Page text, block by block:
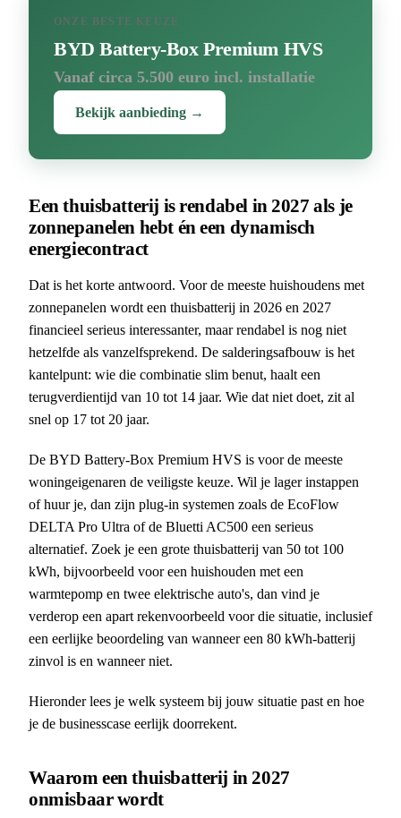
ONZE BESTE KEUZE
BYD Battery-Box Premium HVS
Vanaf circa 5.500 euro incl. installatie
Bekijk aanbieding →
Een thuisbatterij is rendabel in 2027 als je
zonnepanelen hebt én een dynamisch
energiecontract
Dat is het korte antwoord. Voor de meeste huishoudens met
zonnepanelen wordt een thuisbatterij in 2026 en 2027
financieel serieus interessanter, maar rendabel is nog niet
hetzelfde als vanzelfsprekend. De salderingsafbouw is het
kantelpunt: wie die combinatie slim benut, haalt een
terugverdientijd van 10 tot 14 jaar. Wie dat niet doet, zit al
snel op 17 tot 20 jaar.
De BYD Battery-Box Premium HVS is voor de meeste
woningeigenaren de veiligste keuze. Wil je lager instappen
of huur je, dan zijn plug-in systemen zoals de EcoFlow
DELTA Pro Ultra of de Bluetti AC500 een serieus
alternatief. Zoek je een grote thuisbatterij van 50 tot 100
kWh, bijvoorbeeld voor een huishouden met een
warmtepomp en twee elektrische auto's, dan vind je
verderop een apart rekenvoorbeeld voor die situatie, inclusief
een eerlijke beoordeling van wanneer een 80 kWh-batterij
zinvol is en wanneer niet.
Hieronder lees je welk systeem bij jouw situatie past en hoe
je de businesscase eerlijk doorrekent.
Waarom een thuisbatterij in 2027
onmisbaar wordt